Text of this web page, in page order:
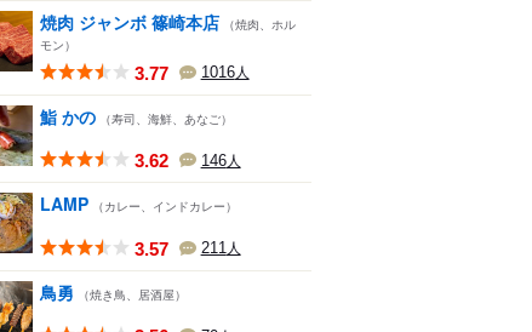
焼肉 ジャンボ 篠崎本店 （焼肉、ホル
モン）
3.77 1016人
鮨 かの （寿司、海鮮、あなご）
3.62 146人
LAMP （カレー、インドカレー）
3.57 211人
鳥勇 （焼き鳥、居酒屋）